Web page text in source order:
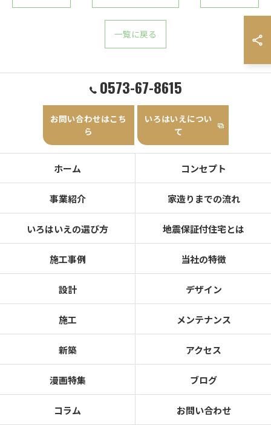
一覧に戻る
0573-67-8615
お問い合わせはこち
ら
いろはいえについ
て
ホーム コンセプト
事業紹介 家造りまでの流れ
いろはいえの選び方 地震保証付住宅とは
施工事例 当社の特徴
設計 デザイン
施工 メンテナンス
新築 アクセス
漫画特集 ブログ
コラム お問い合わせ